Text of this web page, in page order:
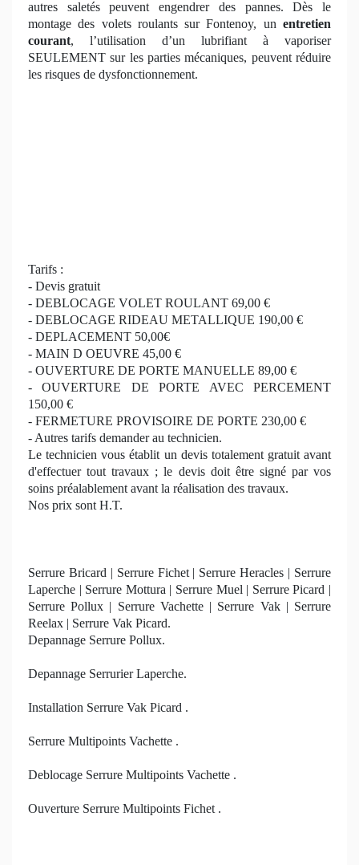
autres saletés peuvent engendrer des pannes. Dès le
montage des volets roulants sur Fontenoy, un entretien
courant, l’utilisation d’un lubrifiant à vaporiser
SEULEMENT sur les parties mécaniques, peuvent réduire
les risques de dysfonctionnement.
Tarifs :
- Devis gratuit
- DEBLOCAGE VOLET ROULANT 69,00 €
- DEBLOCAGE RIDEAU METALLIQUE 190,00 €
- DEPLACEMENT 50,00€
- MAIN D OEUVRE 45,00 €
- OUVERTURE DE PORTE MANUELLE 89,00 €
- OUVERTURE DE PORTE AVEC PERCEMENT
150,00 €
- FERMETURE PROVISOIRE DE PORTE 230,00 €
- Autres tarifs demander au technicien.
Le technicien vous établit un devis totalement gratuit avant
d'effectuer tout travaux ; le devis doit être signé par vos
soins préalablement avant la réalisation des travaux.
Nos prix sont H.T.
Serrure Bricard | Serrure Fichet | Serrure Heracles | Serrure
Laperche | Serrure Mottura | Serrure Muel | Serrure Picard |
Serrure Pollux | Serrure Vachette | Serrure Vak | Serrure
Reelax | Serrure Vak Picard.
Depannage Serrure Pollux.
Depannage Serrurier Laperche.
Installation Serrure Vak Picard .
Serrure Multipoints Vachette .
Deblocage Serrure Multipoints Vachette .
Ouverture Serrure Multipoints Fichet .